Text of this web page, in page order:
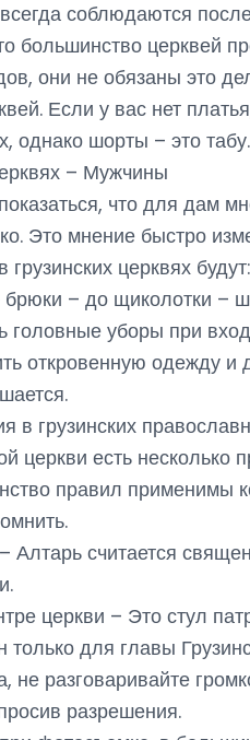
соблюдаются
большинство церквей
они не обязаны это
Если у вас нет
однако шорты – это табу.
– Мужчины
что для дам
Это мнение быстро
церквях будут:
– до щиколотки –
уборы при
откровенную одежду и
грузинских
церкви есть
правил применимы
Алтарь считается
церкви – Это стул
для главы
разговаривайте
разрешения.